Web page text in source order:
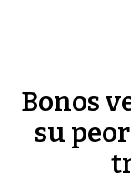
Bonos
su